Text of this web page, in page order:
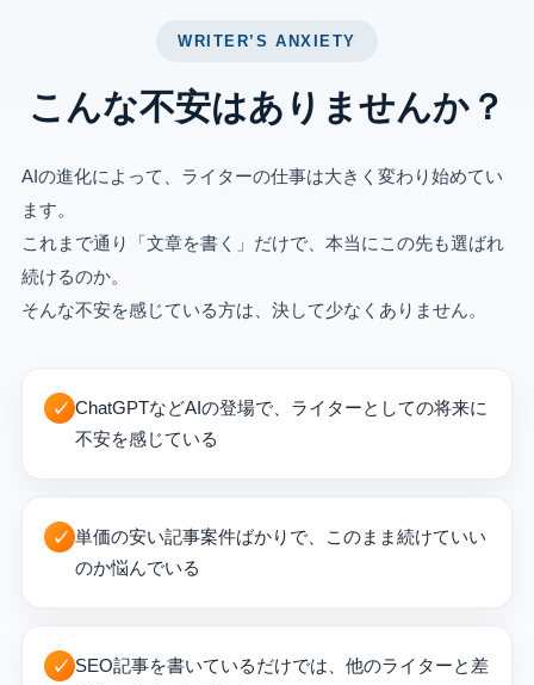
WRITER’S ANXIETY
こんな不安はありませんか？
AIの進化によって、ライターの仕事は大きく変わり始めてい
ます。
これまで通り「文章を書く」だけで、本当にこの先も選ばれ
続けるのか。
そんな不安を感じている方は、決して少なくありません。
✓ ChatGPTなどAIの登場で、ライターとしての将来に
不安を感じている
✓ 単価の安い記事案件ばかりで、このまま続けていい
のか悩んでいる
✓ SEO記事を書いているだけでは、他のライターと差